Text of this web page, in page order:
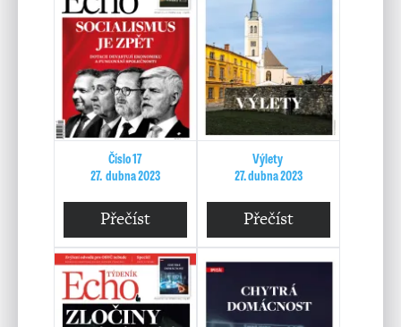
Číslo 17
27. dubna 2023
Přečíst
Výlety
27. dubna 2023
Přečíst